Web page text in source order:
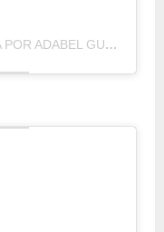
UNA PUBLICACIÓN COMPARTIDA POR ADABEL GUERRERO (@ADABELGUERRERO)